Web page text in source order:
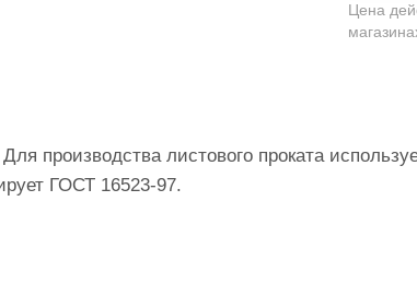
Цена
производства листового проката
ГОСТ 16523-97.